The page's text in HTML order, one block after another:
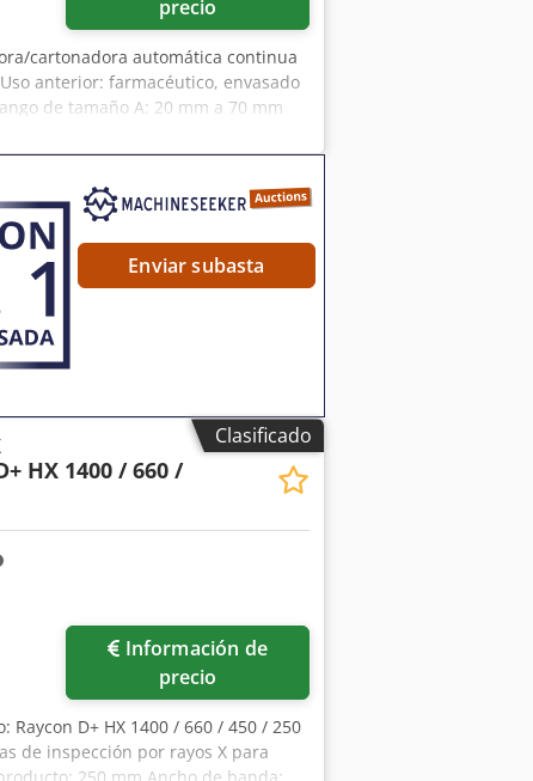
precio
cartonadora automática continua
anterior: farmacéutico, envasado
de tamaño A: 20 mm a 70 mm
mm Rango máximo de formato A +
a la máquina. PLC Siemens.
Enviar subasta
Clasificado
HX 1400 / 660 /
precio
Raycon D+ HX 1400 / 660 / 450 / 250
de inspección por rayos X para
250 mm Ancho de banda: